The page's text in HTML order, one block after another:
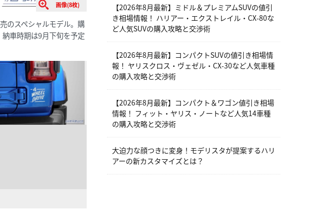
画像(8枚)
のスペシャルモデル。購
車時期は9月下旬を予定
【2026年8月最新】ミドル＆プレミアムSUVの値引
き相場情報！ ハリアー・エクストレイル・CX-80な
ど人気SUVの購入攻略と交渉術
【2026年8月最新】コンパクトSUVの値引き相場情
報！ ヤリスクロス・ヴェゼル・CX-30など人気車種
の購入攻略と交渉術
【2026年8月最新】コンパクト＆ワゴン値引き相場
情報！ フィット・ヤリス・ノートなど人気14車種
の購入攻略と交渉術
大迫力な顔つきに変身！モデリスタが提案するハリ
アーの新カスタマイズとは？